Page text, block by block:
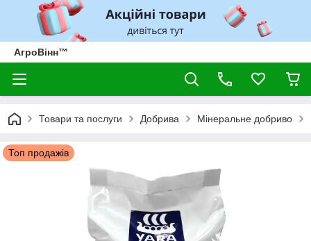
АгроВінн™
Товари та послуги Добрива Мінеральне добриво
Топ продажів